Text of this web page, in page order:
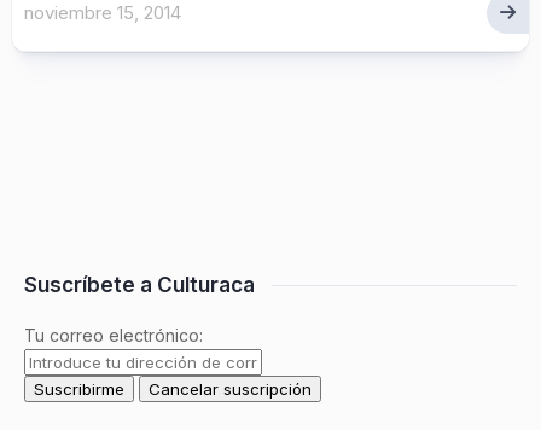
noviembre 15, 2014
Suscríbete a Culturaca
Tu correo electrónico: